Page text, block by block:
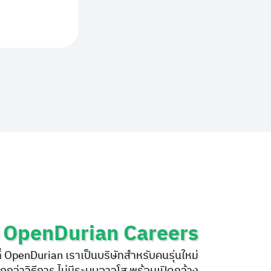
OpenDurian Careers
OpenDurian เราเป็นบริษัทสำหรับคนรุ่นใหม่